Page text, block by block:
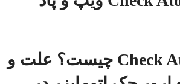
پیغام Check Atomizer چیست؟ علت و